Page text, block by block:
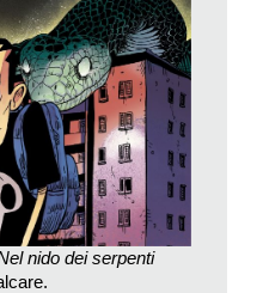
riportano gli esiti del
generazione è stata
Zerocalcare
a Roma e di quando,
millennio, i ripetuti attacchi
sociali, dai locali e in
zecche» (epiteto
ai giovani di sinistra) erano
abituati.
nido dei serpenti